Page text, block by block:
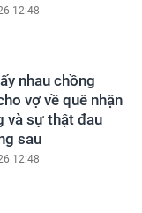
12:48
nhau chồng
vợ về quê nhận
và sự thật đau
sau
12:48